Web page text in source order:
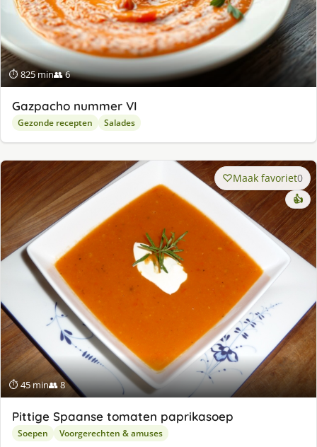
⏱ 825 min👥 6
Gazpacho nummer VI
Gezonde recepten Salades
⏱ 45 min👥 8
Maak favoriet0
👍
Pittige Spaanse tomaten paprikasoep
Soepen Voorgerechten & amuses